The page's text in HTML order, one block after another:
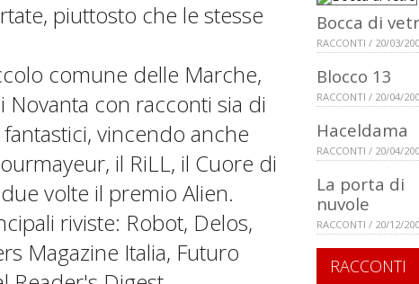
piuttosto che le stesse
comune delle Marche,
con racconti sia di
vincendo anche
il RiLL, il Cuore di
volte il premio Alien.
riviste: Robot, Delos,
Magazine Italia, Futuro
Bocca di
RACCONTI / 20/03/
Blocco 13
RACCONTI / 20/04/
Haceldama
RACCONTI / 20/04/
La porta di
nuvole
RACCONTI / 20/12/
RACCONTI